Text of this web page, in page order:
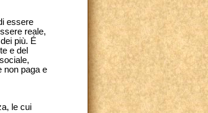
essere
reale,
più. É
e del
non paga e
le cui